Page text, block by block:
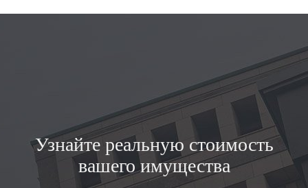
Узнайте реальную стоимость
вашего имущества